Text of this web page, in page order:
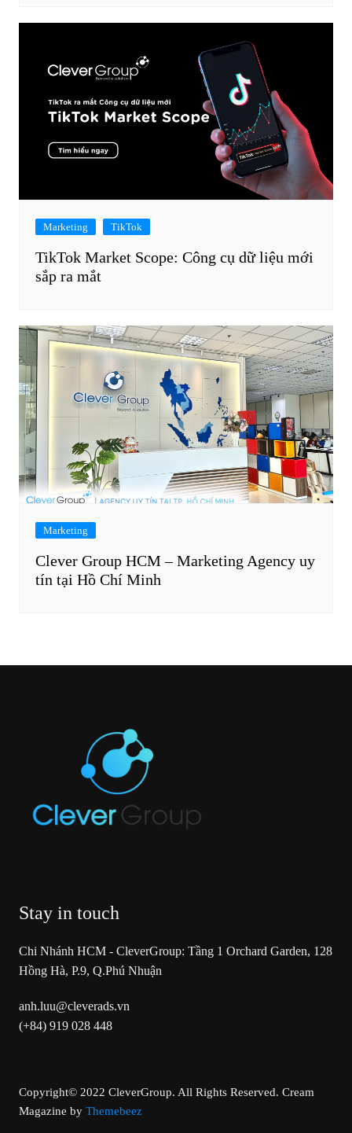
Marketing TikTok
TikTok Market Scope: Công cụ dữ liệu mới
sắp ra mắt
Marketing
Clever Group HCM – Marketing Agency uy
tín tại Hồ Chí Minh
Stay in touch
Chi Nhánh HCM - CleverGroup: Tầng 1 Orchard Garden, 128
Hồng Hà, P.9, Q.Phú Nhuận
anh.luu@cleverads.vn
(+84) 919 028 448
Copyright© 2022 CleverGroup. All Rights Reserved. Cream
Magazine by Themebeez